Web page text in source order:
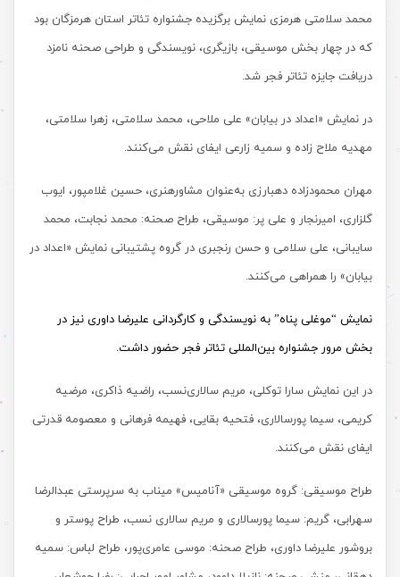
محمد سلامتی هرمزی نمایش برگزیده جشنواره تئاتر استان هرمزگان بود
که در چهار بخش موسیقی، بازیگری، نویسندگی و طراحی صحنه نامزد
دریافت جایزه تئاتر فجر شد.
در نمایش «اعداد در بیابان» علی ملاحی، محمد سلامتی، زهرا سلامتی،
مهدیه ملاح زاده و سمیه زارعی ایفای نقش می‌کنند.
مهران محمودزاده دهبارزی به‌عنوان مشاورهنری، حسین غلامپور، ایوب
گلزاری، امیرنجار و علی پر: موسیقی، طراح صحنه: محمد نجابت، محمد
سایبانی، علی سلامی و حسن رنجبری در گروه پشتیبانی نمایش «اعداد در
بیابان» را همراهی می‌کنند.
نمایش “موغلی پناه” به نویسندگی و کارگردانی علیرضا داوری نیز در
بخش مرور جشنواره بین‌المللی تئاتر فجر حضور داشت.
در این نمایش سارا توکلی، مریم سالاری‌نسب، راضیه ذاکری، مرضیه
کریمی، سیما پورسالاری، فتحیه بقایی، فهیمه فرهانی و معصومه قدرتی
ایفای نقش می‌کنند.
طراح موسیقی: گروه موسیقی «آنامیس» میناب به سرپرستی عبدالرضا
سهرابی، گریم: سیما پورسالاری و مریم سالاری نسب، طراح پوستر و
بروشور علیرضا داوری، طراح صحنه: موسی عامری‌پور، طراح لباس: سمیه